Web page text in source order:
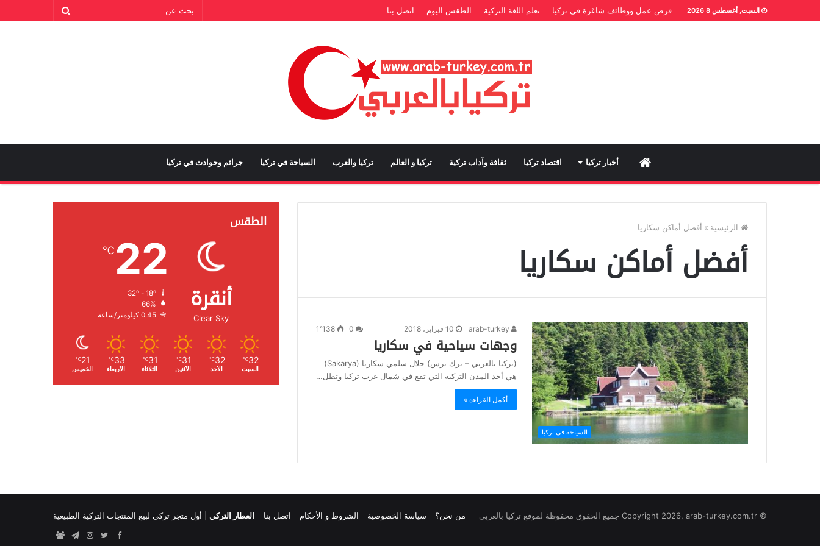
السبت, أغسطس 8 2026 فرص عمل ووظائف شاغرة في تركيا تعلم اللغة التركية الطقس اليوم اتصل بنا
Home أخبار تركيا اقتصاد تركيا ثقافة وآداب تركية تركيا و العالم تركيا والعرب السياحة في تركيا جرائم وحوادث في تركيا
الرئيسية » أفضل أماكن سكاريا
أفضل أماكن سكاريا
السياحة في تركيا
10 فبراير، 2018 1٬138
وجهات سياحية في سكاريا
(تركيا بالعربي – ترك برس) جلال سلمي سكاريا (Sakarya)
هي أحد المدن التركية التي تقع في شمال غرب تركيا وتطل…
أكمل القراءة »
الطقس
أنقرة
Clear Sky
22
℃
الرطوبة:
الرياح:
32
℃
السبت
32
℃
الأحد
31
℃
الأثنين
31
℃
الثلاثاء
33
℃
الأربعاء
21
℃
الخميس
© Copyright 2026, arab-turkey.com.tr جميع الحقوق محفوظة لموقع تركيا بالعربي العطار التركي أول متجر تركي لبيع المنتجات التركية الطبيعية من نحن؟ سياسة الخصوصية الشروط و الأحكام اتصل بنا